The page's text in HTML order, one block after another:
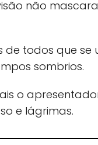
não
de todos que se
sombrios.
o
e lágrimas.